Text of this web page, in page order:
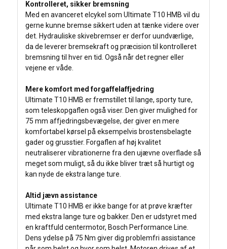
Kontrolleret, sikker bremsning
Med en avanceret elcykel som Ultimate T10 HMB vil du
gerne kunne bremse sikkert uden at tænke videre over
det. Hydrauliske skivebremser er derfor uundværlige,
da de leverer bremsekraft og præcision til kontrolleret
bremsning til hver en tid. Også når det regner eller
vejene er våde.
Mere komfort med forgaffelaffjedring
Ultimate T10 HMB er fremstillet til lange, sporty ture,
som teleskopgaflen også viser. Den giver mulighed for
75 mm affjedringsbevægelse, der giver en mere
komfortabel kørsel på eksempelvis brostensbelagte
gader og grusstier. Forgaflen af høj kvalitet
neutraliserer vibrationerne fra den ujævne overflade så
meget som muligt, så du ikke bliver træt så hurtigt og
kan nyde de ekstra lange ture.
Altid jævn assistance
Ultimate T10 HMB er ikke bange for at prøve kræfter
med ekstra lange ture og bakker. Den er udstyret med
en kraftfuld centermotor, Bosch Performance Line.
Dens ydelse på 75 Nm giver dig problemfri assistance